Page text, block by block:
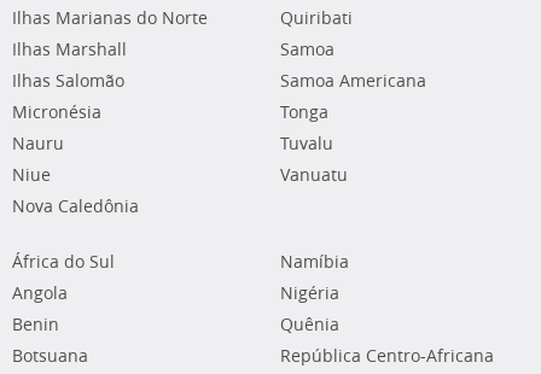
Ilhas Marianas do Norte
Ilhas Marshall
Ilhas Salomão
Micronésia
Nauru
Niue
Nova Caledônia
Quiribati
Samoa
Samoa Americana
Tonga
Tuvalu
Vanuatu
África do Sul
Angola
Benin
Botsuana
Namíbia
Nigéria
Quênia
República Centro-Africana